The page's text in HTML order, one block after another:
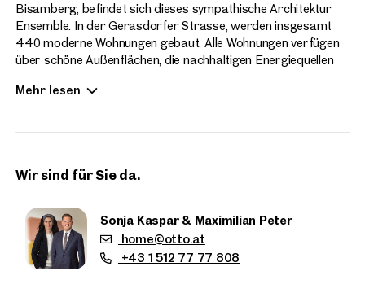
Bisamberg, befindet sich dieses sympathische Architektur
Ensemble. In der Gerasdorfer Strasse, werden insgesamt
440 moderne Wohnungen gebaut. Alle Wohnungen verfügen
über schöne Außenflächen, die nachhaltigen Energiequellen
Wohnungsgrößen sind ab 2-4 Zimmer verfügbar. Die
Mehr lesen
Wir sind für Sie da.
Sonja Kaspar & Maximilian Peter
home@otto.at
+43 1 512 77 77 808
Ich möchte regelmäßig
GmbH die angegebenen